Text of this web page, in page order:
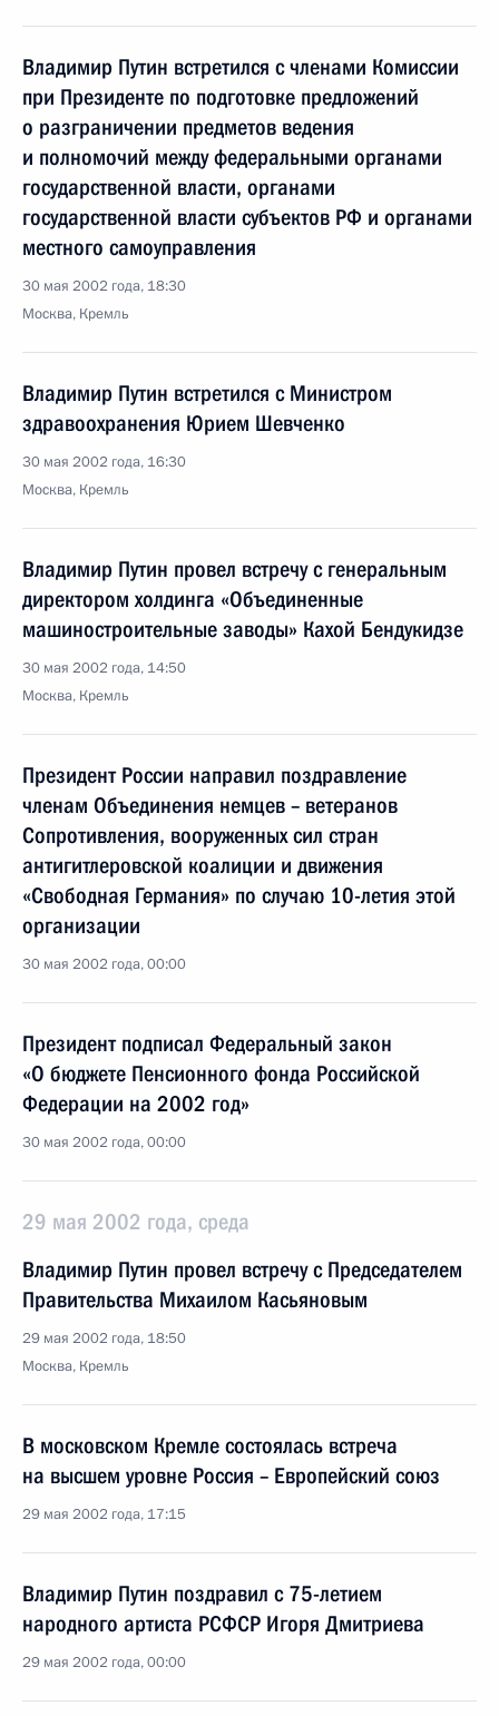
Владимир Путин встретился с членами Комиссии
при Президенте по подготовке предложений
о разграничении предметов ведения
и полномочий между федеральными органами
государственной власти, органами
государственной власти субъектов РФ и органами
местного самоуправления
30 мая 2002 года, 18:30
Москва, Кремль
Владимир Путин встретился с Министром
здравоохранения Юрием Шевченко
30 мая 2002 года, 16:30
Москва, Кремль
Владимир Путин провел встречу с генеральным
директором холдинга «Объединенные
машиностроительные заводы» Кахой Бендукидзе
30 мая 2002 года, 14:50
Москва, Кремль
Президент России направил поздравление
членам Объединения немцев – ветеранов
Сопротивления, вооруженных сил стран
антигитлеровской коалиции и движения
«Свободная Германия» по случаю 10-летия этой
организации
30 мая 2002 года, 00:00
Президент подписал Федеральный закон
«О бюджете Пенсионного фонда Российской
Федерации на 2002 год»
30 мая 2002 года, 00:00
29 мая 2002 года, среда
Владимир Путин провел встречу с Председателем
Правительства Михаилом Касьяновым
29 мая 2002 года, 18:50
Москва, Кремль
В московском Кремле состоялась встреча
на высшем уровне Россия – Европейский союз
29 мая 2002 года, 17:15
Владимир Путин поздравил с 75-летием
народного артиста РСФСР Игоря Дмитриева
29 мая 2002 года, 00:00